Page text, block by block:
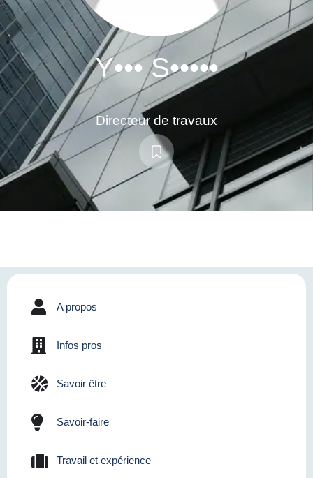
Y••• S•••••
Directeur de travaux
A propos
Infos pros
Savoir être
Savoir-faire
Travail et expérience